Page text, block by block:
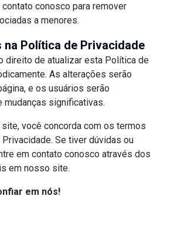
conosco para remover
a menores.
na Política de Privacidade
direito de atualizar esta Política de
As alterações serão
e os usuários serão
significativas.
você concorda com os termos
Se tiver dúvidas ou
em contato conosco através dos
em nosso site.
em nós!